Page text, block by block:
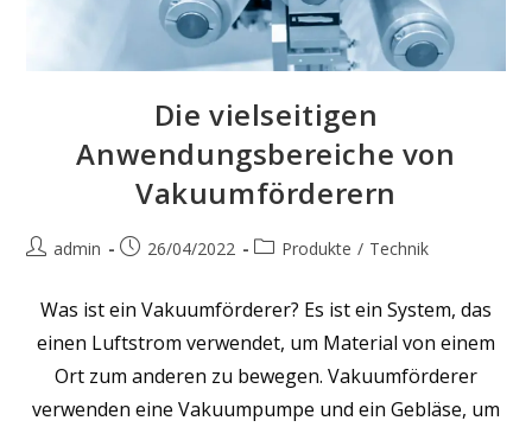
Die vielseitigen
Anwendungsbereiche von
Vakuumförderern
Beitrags-
admin
Beitrag26/04/2022
Beitrags-
Produkte / Technik
Was ist ein Vakuumförderer? Es ist ein System, das
einen Luftstrom verwendet, um Material von einem
Ort zum anderen zu bewegen. Vakuumförderer
verwenden eine Vakuumpumpe und ein Gebläse, um